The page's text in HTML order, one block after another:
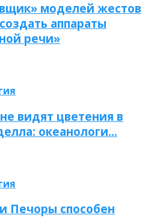
моделей жестов
аппараты
речи»
видят цветения в
океанологи…
Печоры способен